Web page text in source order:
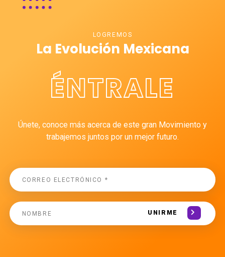
LOGREMOS
La Evolución Mexicana
ÉNTRALE
Únete, conoce más acerca de este gran Movimiento y
trabajemos juntos por un mejor futuro.
UNIRME